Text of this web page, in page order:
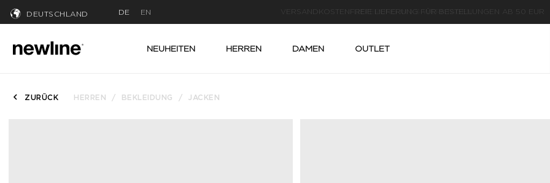
DEUTSCHLAND DE EN LIEFERUNG IN 1-3 WERKTAGEN
NEUHEITEN HERREN DAMEN OUTLET
ZURÜCK HERREN BEKLEIDUNG JACKEN